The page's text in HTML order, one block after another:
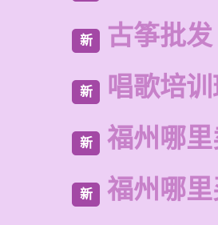
新 古筝批
新 唱歌培
新 福州哪
新 福州哪